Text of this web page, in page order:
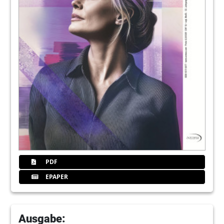
18 Praxismanagement: Die Vertrauenspraxis
Sabine Nemec
19EMS Electro Medical Systems GmbH
22Praxismanagement: Die Praxis als Marke
Alexandra Rebernig
24 Recht: Wann ist eine Rechnung fällig?
Rechtsanwältin Angelika Habermehl
25Carestream Dental
27American Dental Systems GmbH
PDF
EPAPER
Ausgabe: